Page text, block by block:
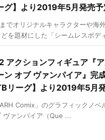
グ】より2019年5月発売
でオリジナルキャラクターや海
を題材にした「シームレスボデ
アクションフィギュア『
ン オブ ヴァンパイア』完
リーグ】より2019年5月
ARH Comix」のグラフィックノベ
ヴァンパイア（Que ...